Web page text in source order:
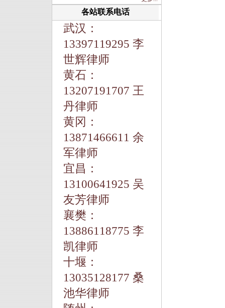
各站联系电话
武汉：
13397119295 李
世辉律师
黄石：
13207191707 王
丹律师
黄冈：
13871466611 余
军律师
宜昌：
13100641925 吴
友芳律师
襄樊：
13886118775 李
凯律师
十堰：
13035128177 桑
池华律师